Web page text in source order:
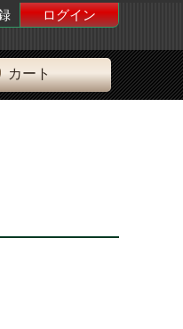
ログイン
カート